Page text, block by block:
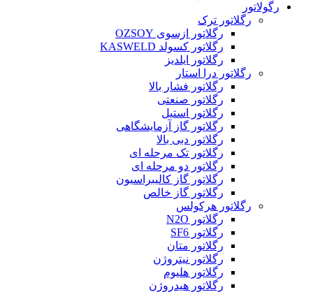
رگولاتور
رگلاتور ترک
رگلاتور ازسوی OZSOY
رگلاتور کسولد KASWELD
رگلاتور ایلدیز
رگلاتور درا استار
رگلاتور فشار بالا
رگلاتور صنعتی
رگلاتور استیل
رگلاتور گاز آزمایشگاهی
رگلاتور دبی بالا
رگلاتور تک مرحله ای
رگلاتور دو مرحله ای
رگلاتور گاز کالیبراسیون
رگلاتور گاز خالص
رگلاتور هرکولس
رگلاتور N2O
رگلاتور SF6
رگلاتور متان
رگلاتور نیتروژن
رگلاتور هلیوم
رگلاتور هیدروژن